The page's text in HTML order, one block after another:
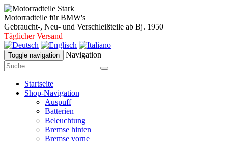
Motorradteile für BMW's
Gebraucht-, Neu- und Verschleißteile ab Bj. 1950
Täglicher Versand
Toggle navigation Navigation
Startseite
Shop-Navigation
Auspuff
Batterien
Beleuchtung
Bremse hinten
Bremse vorne